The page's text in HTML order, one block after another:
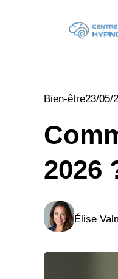
Bien-être23/05/
2026
Élise